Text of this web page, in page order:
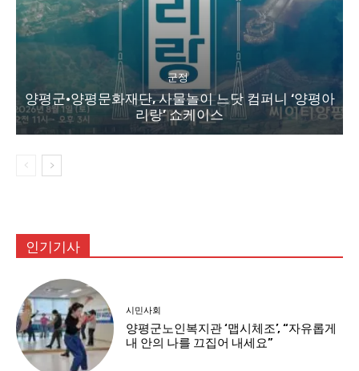
군정
양평군·양평문화재단, 사물놀이 느닷 컴퍼니 ‘양평아
리랑’ 쇼케이스
인기기사
시민사회
양평군노인복지관 ‘맵시체조’, “자유롭게
내 안의 나를 끄집어 내세요”